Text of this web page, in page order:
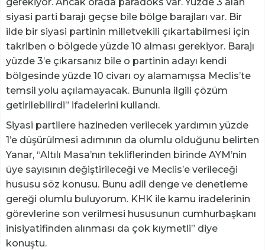
siyasi parti barajı geçse bile bölge barajları var. Bir
ilde bir siyasi partinin milletvekili çıkartabilmesi için
takriben o bölgede yüzde 10 alması gerekiyor. Barajı
yüzde 3’e çıkarsanız bile o partinin adayı kendi
bölgesinde yüzde 10 civarı oy alamamışsa Meclis’te
temsil yolu açılamayacak. Bununla ilgili çözüm
getirilebilirdi” ifadelerini kullandı.
Siyasi partilere hazineden verilecek yardımın yüzde
1’e düşürülmesi adımının da olumlu olduğunu belirten
Yanar, “Altılı Masa’nın tekliflerinden birinde AYM’nin
üye sayısının değiştirileceği ve Meclis’e verileceği
hususu söz konusu. Bunu adil denge ve denetleme
gereği olumlu buluyorum. KHK ile kamu iradelerinin
görevlerine son verilmesi hususunun cumhurbaşkanı
inisiyatifinden alınması da çok kıymetli” diye
konuştu.